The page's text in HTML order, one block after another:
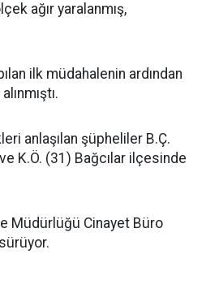
ağır yaralanmış,
ilk müdahalenin ardından
anlaşılan şüpheliler B.Ç.
K.Ö. (31) Bağcılar ilçesinde
Müdürlüğü Cinayet Büro